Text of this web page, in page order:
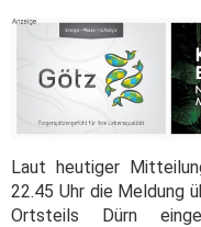
Laut heutiger
22.45 Uhr die Meldung
Ortsteils Dürn